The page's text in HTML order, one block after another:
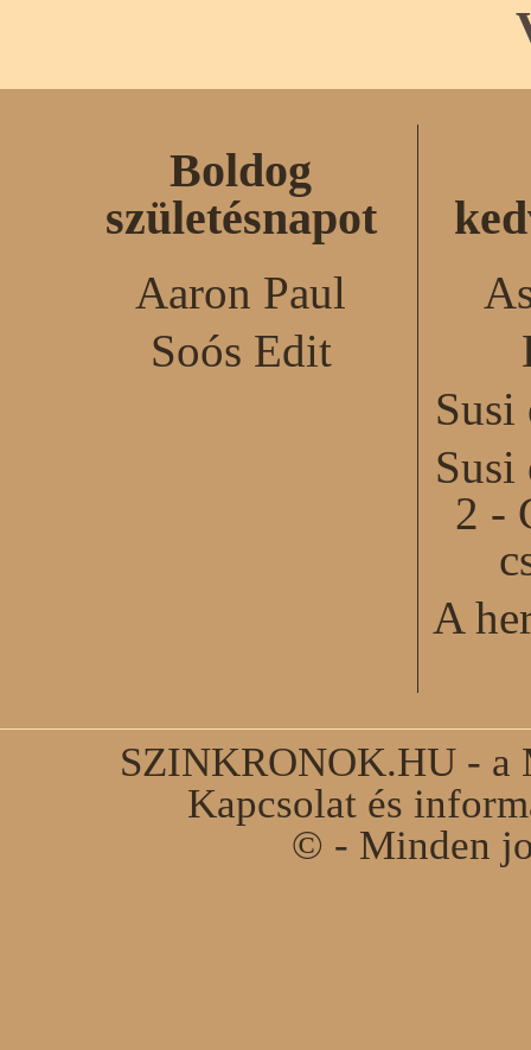
Boldog
születésnapot
Aaron Paul
Soós Edit
Susi
Susi
2 -
A
SZINKRONOK.HU - a
Kapcsolat és
© - Minden